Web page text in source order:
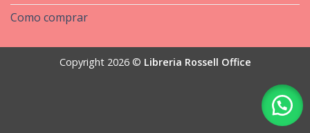
Como comprar
Copyright 2026 © Libreria Rossell Office